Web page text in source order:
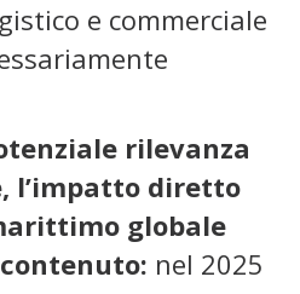
e commerciale
rilevanza
l’impatto diretto
globale
nel 2025